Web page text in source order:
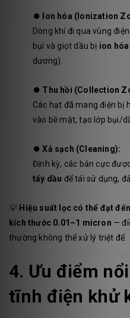
⏺️
Ion hóa (Ionization
Dòng khí đi qua vùng
bụi và giọt dầu bị ion hóa
dương).
⏺️ Thu hồi (Collection
Các hạt đã mang điện bị
vào bề mặt, tạo lớp bụi/
⏺️Xả sạch (Cleaning):
Định kỳ, các bản cực
tẩy dầu để tái sử dụng,
💡 Hiệu suất lọc có thể đạt
kích thước 0.01–1 micron —
thường không thể xử lý triệt để.
4. Ưu điểm
tĩnh điện khử